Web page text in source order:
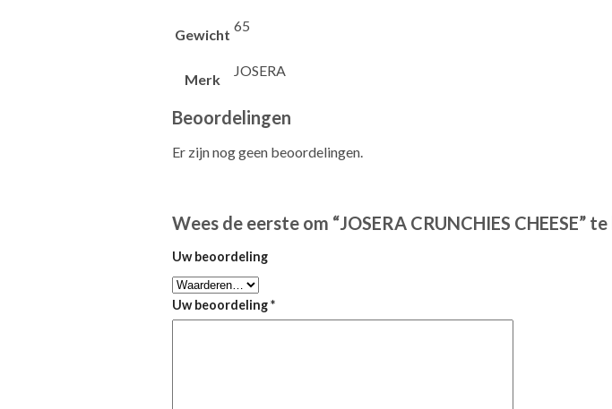
Gewicht
65
Merk
JOSERA
Beoordelingen
Er zijn nog geen beoordelingen.
Wees de eerste om “JOSERA CRUNCHIES CHEESE”
Uw beoordeling
Uw beoordeling*